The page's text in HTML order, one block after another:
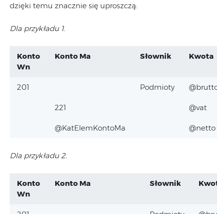
dzięki temu znacznie się uproszczą:
Dla przykładu 1.
Konto
Wn
Konto Ma Słownik Kwota
201 Podmioty
221 @vat
@KatElemKontoMa @netto
Dla przykładu 2.
Konto
Wn
Konto Ma Słownik